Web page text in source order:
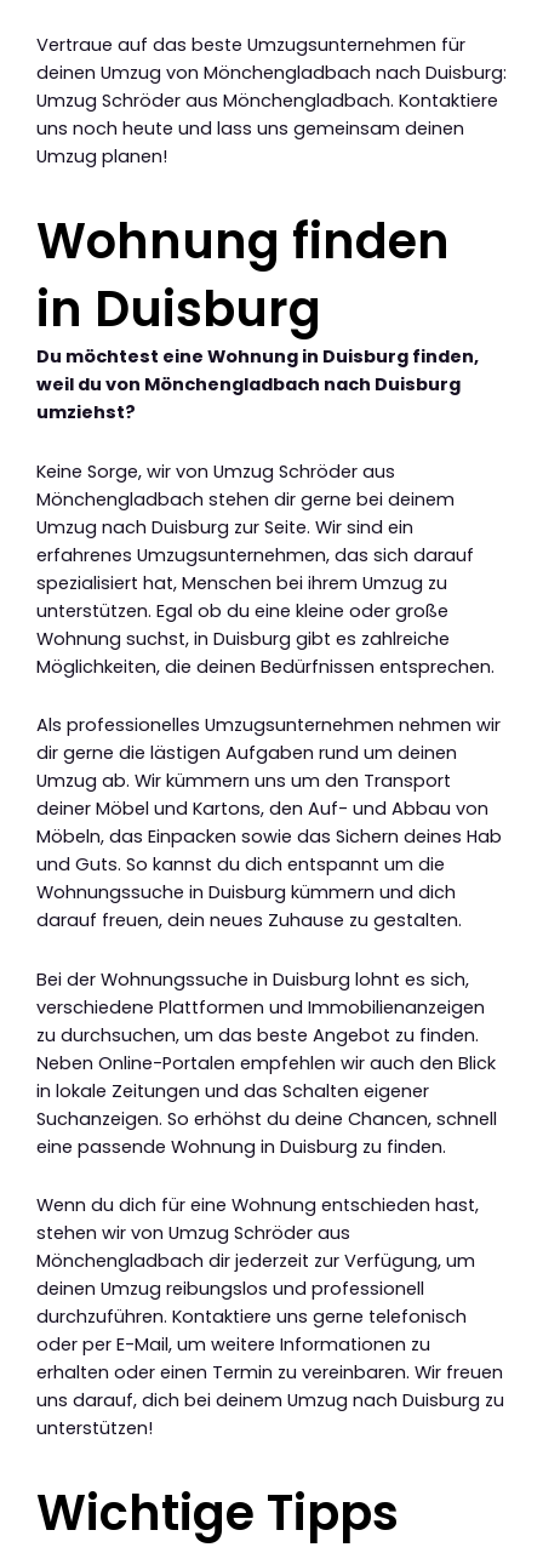
Vertraue auf das beste Umzugsunternehmen für
deinen Umzug von Mönchengladbach nach Duisburg:
Umzug Schröder aus Mönchengladbach. Kontaktiere
uns noch heute und lass uns gemeinsam deinen
Umzug planen!
Wohnung finden
in Duisburg
Du möchtest eine Wohnung in Duisburg finden,
weil du von Mönchengladbach nach Duisburg
umziehst?
Keine Sorge, wir von Umzug Schröder aus
Mönchengladbach stehen dir gerne bei deinem
Umzug nach Duisburg zur Seite. Wir sind ein
erfahrenes Umzugsunternehmen, das sich darauf
spezialisiert hat, Menschen bei ihrem Umzug zu
unterstützen. Egal ob du eine kleine oder große
Wohnung suchst, in Duisburg gibt es zahlreiche
Möglichkeiten, die deinen Bedürfnissen entsprechen.
Als professionelles Umzugsunternehmen nehmen wir
dir gerne die lästigen Aufgaben rund um deinen
Umzug ab. Wir kümmern uns um den Transport
deiner Möbel und Kartons, den Auf- und Abbau von
Möbeln, das Einpacken sowie das Sichern deines Hab
und Guts. So kannst du dich entspannt um die
Wohnungssuche in Duisburg kümmern und dich
darauf freuen, dein neues Zuhause zu gestalten.
Bei der Wohnungssuche in Duisburg lohnt es sich,
verschiedene Plattformen und Immobilienanzeigen
zu durchsuchen, um das beste Angebot zu finden.
Neben Online-Portalen empfehlen wir auch den Blick
in lokale Zeitungen und das Schalten eigener
Suchanzeigen. So erhöhst du deine Chancen, schnell
eine passende Wohnung in Duisburg zu finden.
Wenn du dich für eine Wohnung entschieden hast,
stehen wir von Umzug Schröder aus
Mönchengladbach dir jederzeit zur Verfügung, um
deinen Umzug reibungslos und professionell
durchzuführen. Kontaktiere uns gerne telefonisch
oder per E-Mail, um weitere Informationen zu
erhalten oder einen Termin zu vereinbaren. Wir freuen
uns darauf, dich bei deinem Umzug nach Duisburg zu
unterstützen!
Wichtige Tipps